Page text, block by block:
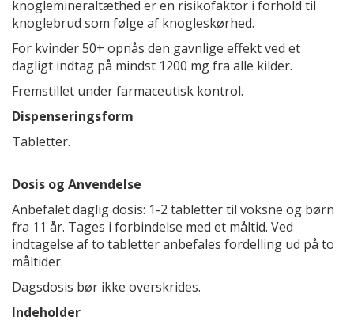
knoglemineraltæthed er en risikofaktor i forhold til
knoglebrud som følge af knogleskørhed.
For kvinder 50+ opnås den gavnlige effekt ved et
dagligt indtag på mindst 1200 mg fra alle kilder.
Fremstillet under farmaceutisk kontrol.
Dispenseringsform
Tabletter.
Dosis og Anvendelse
Anbefalet daglig dosis: 1-2 tabletter til voksne og børn
fra 11 år. Tages i forbindelse med et måltid. Ved
indtagelse af to tabletter anbefales fordelling ud på to
måltider.
Dagsdosis bør ikke overskrides.
Indeholder